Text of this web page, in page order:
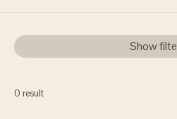
Show
0 result